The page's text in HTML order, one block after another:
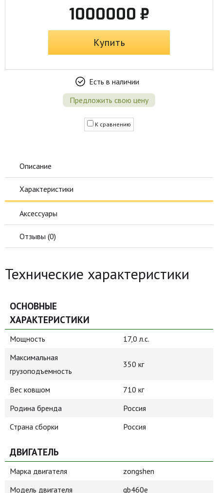
1000000 ₽
Купить
Есть в наличии
Предложить свою цену
К сравнению
Описание
Характеристики
Аксессуары
Отзывы (0)
Технические характеристики
ОСНОВНЫЕ
ХАРАКТЕРИСТИКИ
Мощность
17,0 л.с.
Максимальная
грузоподъемность
350 кг
Вес ковшом
710 кг
Родина бренда
Россия
Страна сборки
Россия
ДВИГАТЕЛЬ
Марка двигателя
zongshen
Модель двигателя
gb460e